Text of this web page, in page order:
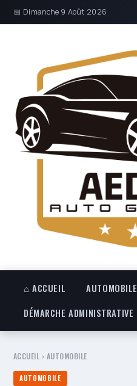
📅 Dimanche 9 Août 2026
⌂ ACCUEIL AUTOMOBILE
DÉMARCHE ADMINISTRATIVE
ACCUEIL › AUTOMOBILE
AUTOMOBILE